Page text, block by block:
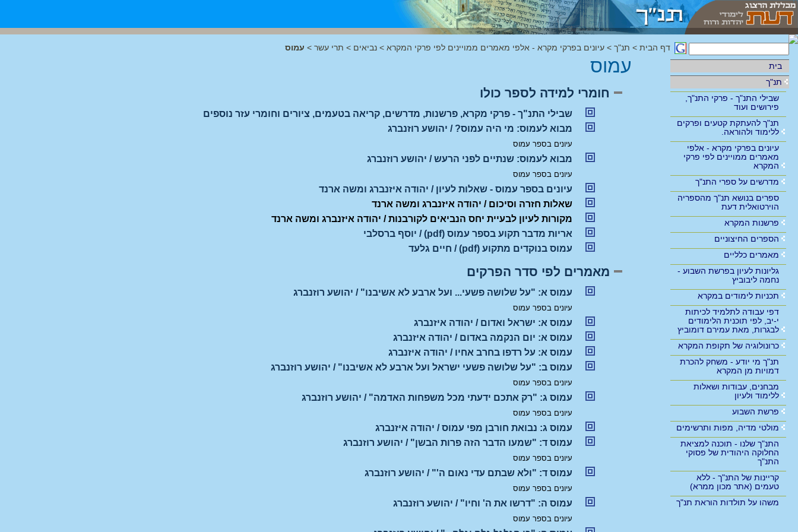
בית
תנ"ך
שבילי התנ"ך - פרקי התנ"ך,
פירושים ועוד
תנ"ך להעתקת קטעים ופרקים
ללימוד ולהוראה.
עיונים בפרקי מקרא - אלפי
מאמרים ממויינים לפי פרקי
המקרא
מדרשים על ספרי התנ"ך
ספרים בנושא תנ"ך מהספריה
הוירטואלית דעת
פרשנות המקרא
הספרים החיצוניים
מאמרים כלליים
גליונות לעיון בפרשת השבוע -
נחמה ליבוביץ
תכניות לימודים במקרא
דפי עבודה לתלמיד לכיתות
י-יב, לפי תוכנית הלימודים
לבגרות, מאת עמירם דומוביץ
כרונולוגיה של תקופת המקרא
תנ"ך מי יודע - משחק להכרת
דמויות מן המקרא
מבחנים, עבודות ושאלות
ללימוד ולעיון
פרשת השבוע
מולטי מדיה, מפות ותרשימים
התנ"ך שלנו - תוכנה למציאת
החלוקה היהודית של פסוקי
התנ"ך
קריינות של התנ"ך - ללא
טעמים (אתר מכון ממרא)
משהו על תולדות הוראת תנ"ך
דף הבית > תנ"ך > עיונים בפרקי מקרא - אלפי מאמרים ממויינים לפי פרקי המקרא > נביאים > תרי עשר > עמוס
עמוס
חומרי למידה לספר כולו
שבילי התנ"ך - פרקי מקרא, פרשנות, מדרשים, קריאה בטעמים, ציורים וחומרי עזר נוספים
מבוא לעמוס: מי היה עמוס? / יהושע רוזנברג
עיונים בספר עמוס
מבוא לעמוס: שנתיים לפני הרעש / יהושע רוזנברג
עיונים בספר עמוס
עיונים בספר עמוס - שאלות לעיון / יהודה איזנברג ומשה ארנד
שאלות חזרה וסיכום / יהודה איזנברג ומשה ארנד
מקורות לעיון לבעיית יחס הנביאים לקורבנות / יהודה איזנברג ומשה ארנד
אריות מדבר תקוע בספר עמוס (pdf) / יוסף ברסלבי
עמוס בנוקדים מתקוע (pdf) / חיים גלעד
מאמרים לפי סדר הפרקים
עמוס א: "על שלושה פשעי... ועל ארבע לא אשיבנו" / יהושע רוזנברג
עיונים בספר עמוס
עמוס א: ישראל ואדום / יהודה איזנברג
עמוס א: יום הנקמה באדום / יהודה איזנברג
עמוס א: על רדפו בחרב אחיו / יהודה איזנברג
עמוס ב: "על שלושה פשעי ישראל ועל ארבע לא אשיבנו" / יהושע רוזנברג
עיונים בספר עמוס
עמוס ג: "רק אתכם ידעתי מכל משפחות האדמה" / יהושע רוזנברג
עיונים בספר עמוס
עמוס ג: נבואת חורבן מפי עמוס / יהודה איזנברג
עמוס ד: "שמעו הדבר הזה פרות הבשן" / יהושע רוזנברג
עיונים בספר עמוס
עמוס ד: "ולא שבתם עדי נאום ה'" / יהושע רוזנברג
עיונים בספר עמוס
עמוס ה: "דרשו את ה' וחיו" / יהושע רוזנברג
עיונים בספר עמוס